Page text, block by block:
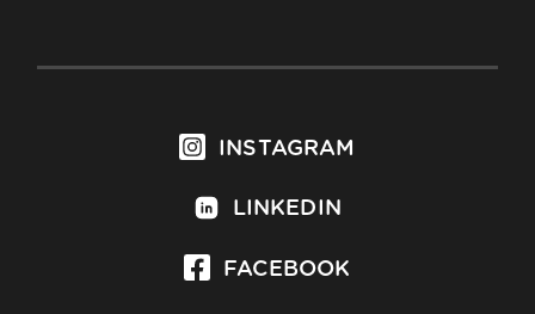
INSTAGRAM
LINKEDIN
FACEBOOK